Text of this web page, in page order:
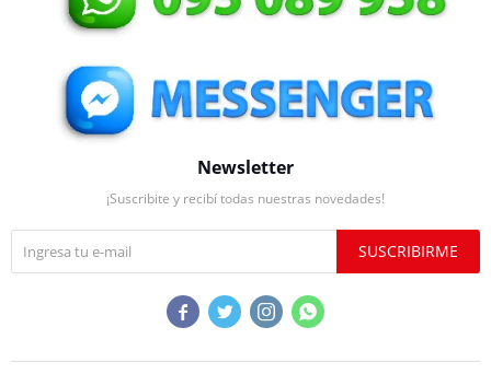
Newsletter
¡Suscribite y recibí todas nuestras novedades!
SUSCRIBIRME
   